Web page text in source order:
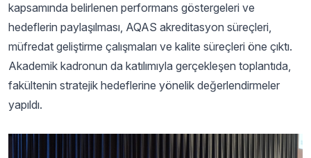
kapsamında belirlenen performans göstergeleri ve
hedeflerin paylaşılması, AQAS akreditasyon süreçleri,
müfredat geliştirme çalışmaları ve kalite süreçleri öne çıktı.
Akademik kadronun da katılımıyla gerçekleşen toplantıda,
fakültenin stratejik hedeflerine yönelik değerlendirmeler
yapıldı.